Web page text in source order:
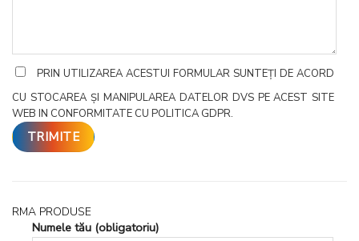
PRIN UTILIZAREA ACESTUI FORMULAR SUNTEȚI DE ACORD
CU STOCAREA ȘI MANIPULAREA DATELOR DVS PE ACEST SITE
WEB IN CONFORMITATE CU POLITICA GDPR.
RMA PRODUSE
Numele tău (obligatoriu)